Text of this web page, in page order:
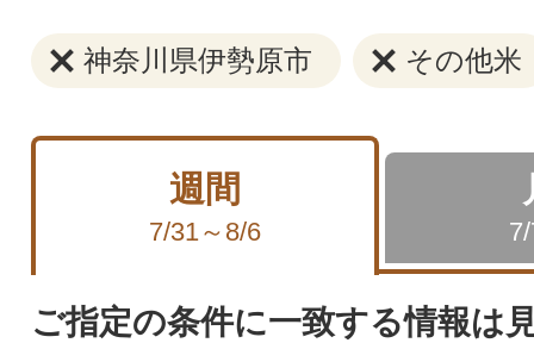
神奈川県伊勢原市 その他米
週間
7/31～8/6
ご指定の条件に一致する情報は